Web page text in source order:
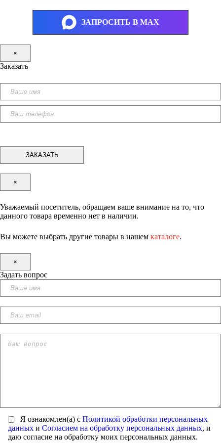
ЗАПРОСИТЬ В MAX
×
Заказать
×
Уважаемый посетитель, обращаем ваше внимание на то, что
данного товара временно нет в наличии.
Вы можете выбрать другие товары в нашем каталоге.
×
Задать вопрос
Я ознакомлен(а) с Политикой обработки персональных
данных и Согласием на обработку персональных данных, и
даю согласие на обработку моих персональных данных.